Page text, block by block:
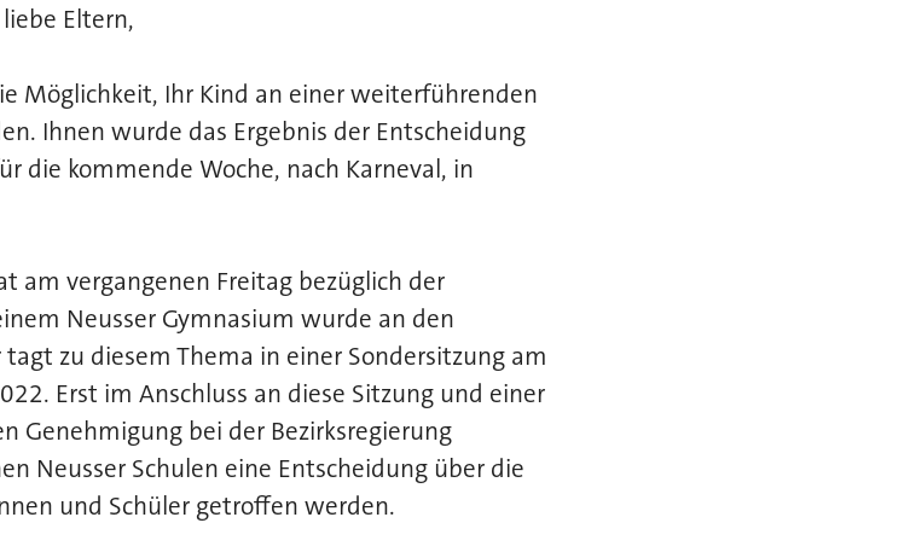
Eltern,
Möglichkeit, Ihr Kind an einer weiterführenden
Ihnen wurde das Ergebnis der Entscheidung
die kommende Woche, nach Karneval, in
am vergangenen Freitag bezüglich der
Neusser Gymnasium wurde an den
tagt zu diesem Thema in einer Sondersitzung am
Erst im Anschluss an diese Sitzung und einer
Genehmigung bei der Bezirksregierung
Neusser Schulen eine Entscheidung über die
und Schüler getroffen werden.